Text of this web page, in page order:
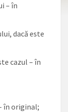
– în
dacă este
cazul – în
în original;